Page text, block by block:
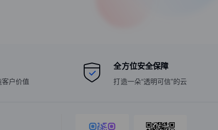
户价值
全方位安全保障
打造一朵“透明可信”的云